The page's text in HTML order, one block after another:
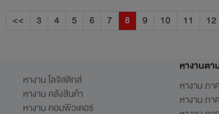
<< 3 4 5 6 7 8 9 10 11 12
หางาน โลจิสติกส์
หางาน คลังสินค้า
หางาน คอมพิวเตอร์
หางานต
หางาน ภา
หางาน ภา